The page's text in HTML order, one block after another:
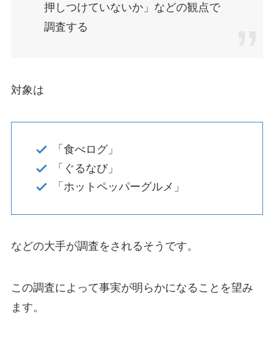
押しつけていないか」などの観点で
調査する
対象は
「食べログ」
「ぐるなび」
「ホットペッパーグルメ」
などの大手が調査をされるそうです。
この調査によって事実が明らかになることを望み
ます。